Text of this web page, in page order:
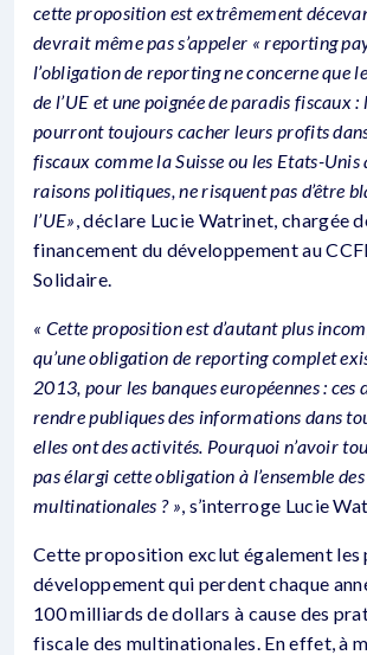
cette proposition est extrêmement
devrait même pas s’appeler « reporting
l’obligation de reporting ne concerne que
de l’UE et une poignée de paradis fiscaux
pourront toujours cacher leurs profits
fiscaux comme la Suisse ou les Etats-Unis
raisons politiques, ne risquent pas d’être
l’UE», déclare Lucie Watrinet, chargée
financement du développement au
Solidaire.
« Cette proposition est d’autant plus
qu’une obligation de reporting complet
2013, pour les banques européennes : ces
rendre publiques des informations dans
elles ont des activités. Pourquoi n’avoir
pas élargi cette obligation à l’ensemble
multinationales ? », s’interroge Lucie
Cette proposition exclut également les
développement qui perdent chaque
100 milliards de dollars à cause des
fiscale des multinationales. En effet, à